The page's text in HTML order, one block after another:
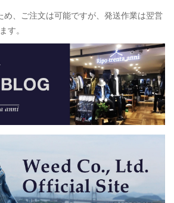
め、ご注文は可能ですが、発送作業は翌営
す。